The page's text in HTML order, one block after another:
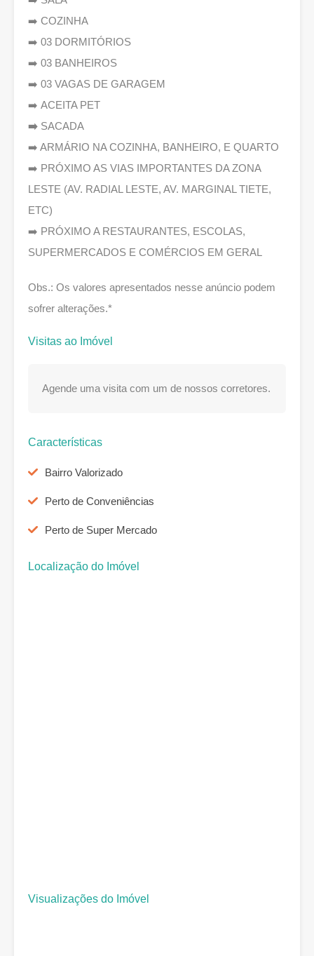
➡️ COZINHA
➡️ 03 DORMITÓRIOS
➡️ 03 BANHEIROS
➡️ 03 VAGAS DE GARAGEM
➡️ ACEITA PET
➡️ SACADA
➡️ ARMÁRIO NA COZINHA, BANHEIRO, E QUARTO
➡️ PRÓXIMO AS VIAS IMPORTANTES DA ZONA
LESTE (AV. RADIAL LESTE, AV. MARGINAL TIETE,
ETC)
➡️ PRÓXIMO A RESTAURANTES, ESCOLAS,
SUPERMERCADOS E COMÉRCIOS EM GERAL
Obs.: Os valores apresentados nesse anúncio podem
sofrer alterações.*
Visitas ao Imóvel
Agende uma visita com um de nossos corretores.
Características
Bairro Valorizado
Perto de Conveniências
Perto de Super Mercado
Localização do Imóvel
Visualizações do Imóvel